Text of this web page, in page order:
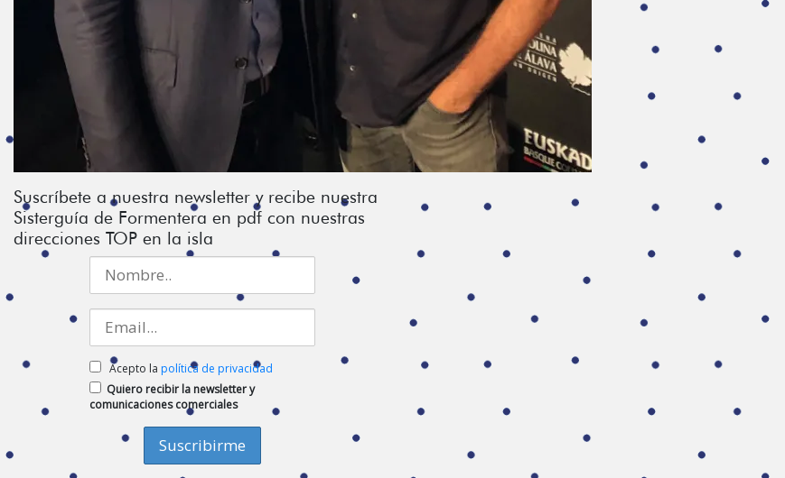
Suscríbete a nuestra newsletter y recibe nuestra
Sisterguía de Formentera en pdf con nuestras
direcciones TOP en la isla
Acepto la política de privacidad
Quiero recibir la newsletter y
comunicaciones comerciales